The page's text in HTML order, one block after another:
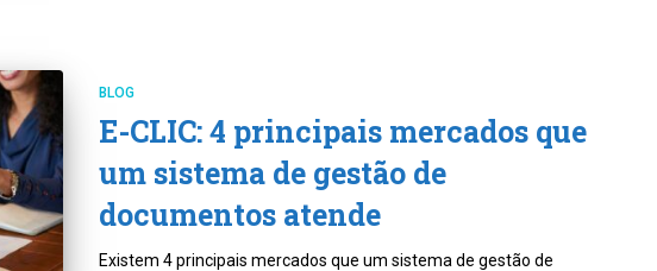
BLOG
E-CLIC: 4 principais mercados que
um sistema de gestão de
documentos atende
Existem 4 principais mercados que um sistema de gestão de